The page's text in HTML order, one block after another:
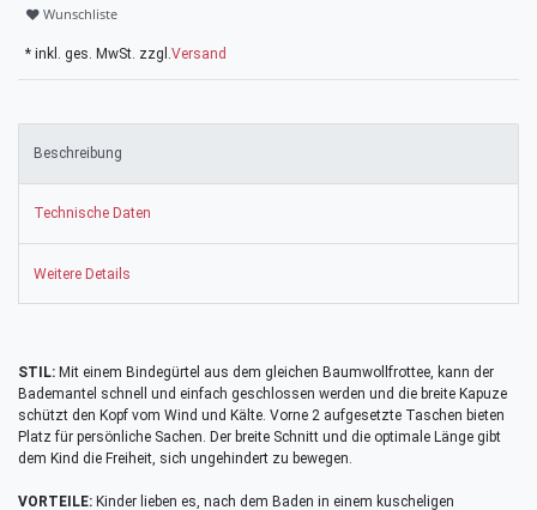
Wunschliste
* inkl. ges. MwSt. zzgl. Versand
Beschreibung
Technische Daten
Weitere Details
STIL: Mit einem Bindegürtel aus dem gleichen Baumwollfrottee, kann der
Bademantel schnell und einfach geschlossen werden und die breite Kapuze
schützt den Kopf vom Wind und Kälte. Vorne 2 aufgesetzte Taschen bieten
Platz für persönliche Sachen. Der breite Schnitt und die optimale Länge gibt
dem Kind die Freiheit, sich ungehindert zu bewegen.
VORTEILE: Kinder lieben es, nach dem Baden in einem kuscheligen